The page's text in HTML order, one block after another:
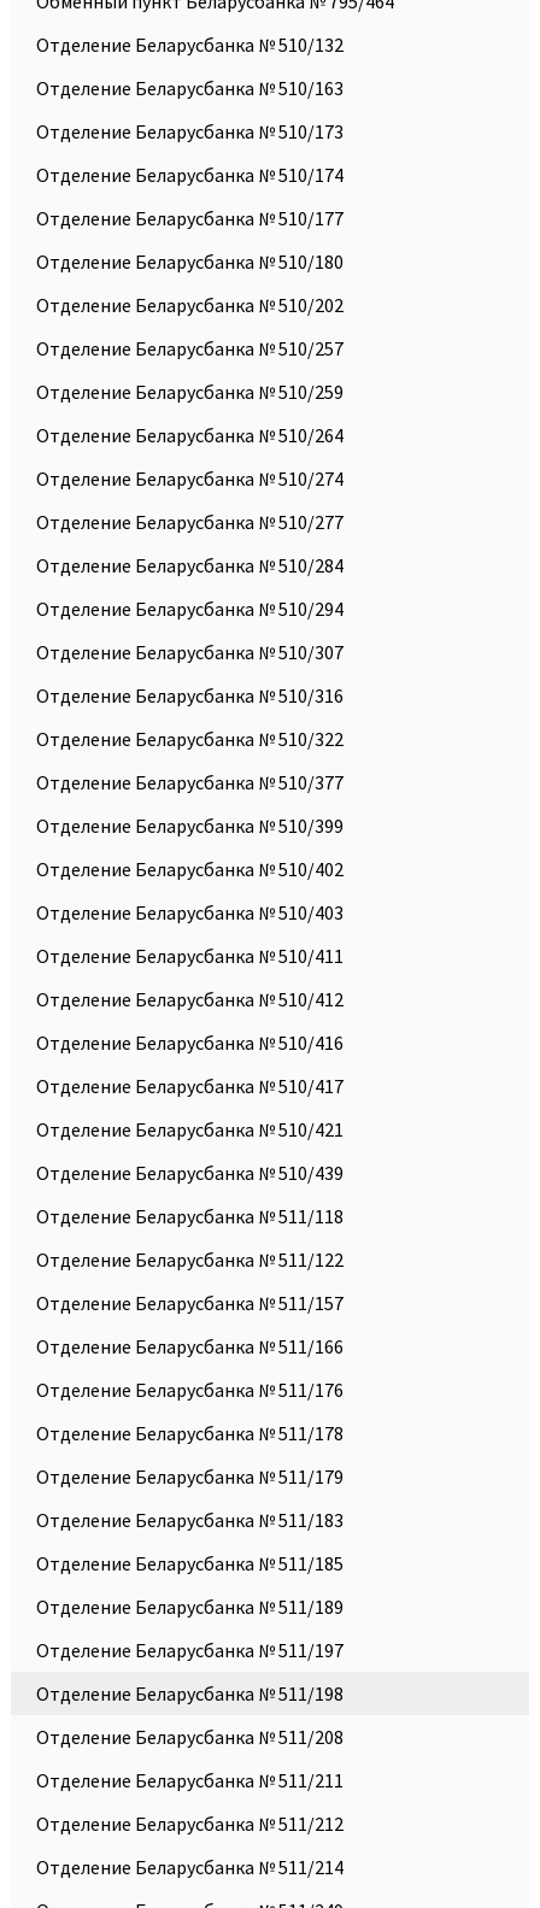
Отделение Беларусбанка № 510/132
Отделение Беларусбанка № 510/163
Отделение Беларусбанка № 510/173
Отделение Беларусбанка № 510/174
Отделение Беларусбанка № 510/177
Отделение Беларусбанка № 510/180
Отделение Беларусбанка № 510/202
Отделение Беларусбанка № 510/257
Отделение Беларусбанка № 510/259
Отделение Беларусбанка № 510/264
Отделение Беларусбанка № 510/274
Отделение Беларусбанка № 510/277
Отделение Беларусбанка № 510/284
Отделение Беларусбанка № 510/294
Отделение Беларусбанка № 510/307
Отделение Беларусбанка № 510/316
Отделение Беларусбанка № 510/322
Отделение Беларусбанка № 510/377
Отделение Беларусбанка № 510/399
Отделение Беларусбанка № 510/402
Отделение Беларусбанка № 510/403
Отделение Беларусбанка № 510/411
Отделение Беларусбанка № 510/412
Отделение Беларусбанка № 510/416
Отделение Беларусбанка № 510/417
Отделение Беларусбанка № 510/421
Отделение Беларусбанка № 510/439
Отделение Беларусбанка № 511/118
Отделение Беларусбанка № 511/122
Отделение Беларусбанка № 511/157
Отделение Беларусбанка № 511/166
Отделение Беларусбанка № 511/176
Отделение Беларусбанка № 511/178
Отделение Беларусбанка № 511/179
Отделение Беларусбанка № 511/183
Отделение Беларусбанка № 511/185
Отделение Беларусбанка № 511/189
Отделение Беларусбанка № 511/197
Отделение Беларусбанка № 511/198
Отделение Беларусбанка № 511/208
Отделение Беларусбанка № 511/211
Отделение Беларусбанка № 511/212
Отделение Беларусбанка № 511/214